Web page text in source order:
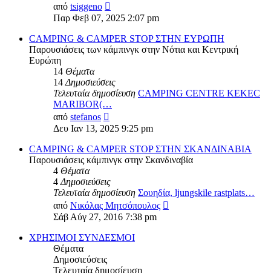
από tsiggeno
της
τελευταίας
δημοσίευσης
Παρ Φεβ 07, 2025 2:07 pm
CAMPING & CAMPER STOP ΣΤΗΝ ΕΥΡΩΠΗ
Παρουσιάσεις των κάμπινγκ στην Νότια και Κεντρική
Ευρώπη
14 Θέματα
14Δημοσιεύσεις
Τελευταία δημοσίευση CAMPING CENTRE KEKEC
MARIBOR(…
από stefanos
της
τελευταίας
δημοσίευσης
Δευ Ιαν 13, 2025 9:25 pm
CAMPING & CAMPER STOP ΣΤΗΝ ΣΚΑΝΔΙΝΑΒΙΑ
Παρουσιάσεις κάμπινγκ στην Σκανδιναβία
4 Θέματα
4Δημοσιεύσεις
Τελευταία δημοσίευση Σουηδία, ljungskile rastplats…
από Νικόλας Μητσόπουλος
Σάβ Αύγ 27, 2016 7:38 pm
ΧΡΗΣΙΜΟΙ ΣΥΝΔΕΣΜΟΙ
Θέματα
Δημοσιεύσεις
Τελευταία δημοσίευση